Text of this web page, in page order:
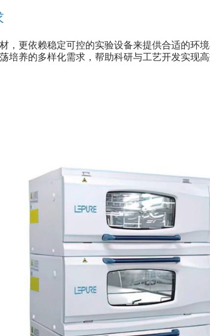
，更依赖稳定可控的实验设备来提供合适的环
培养的多样化需求，帮助科研与工艺开发实现